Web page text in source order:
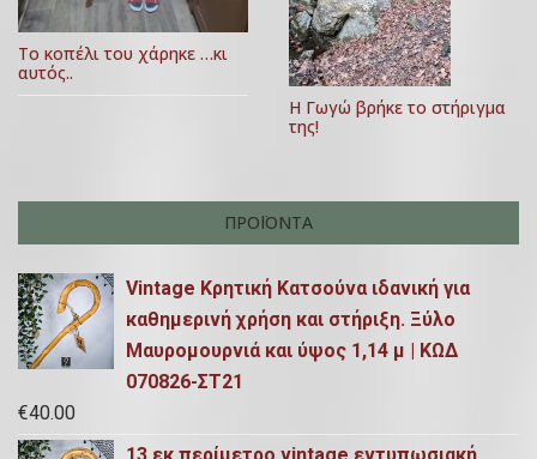
2
0
θ
ρ
Το κοπέλι του χάρηκε …κι
αυτός..
Η Γωγώ βρήκε το στήριγμα
της!
ΠΡΟΪΌΝΤΑ
Vintage Κρητική Κατσούνα ιδανική για
καθημερινή χρήση και στήριξη. Ξύλο
Μαυρομουρνιά και ύψος 1,14 μ | ΚΩΔ
070826-ΣΤ21
€40.00